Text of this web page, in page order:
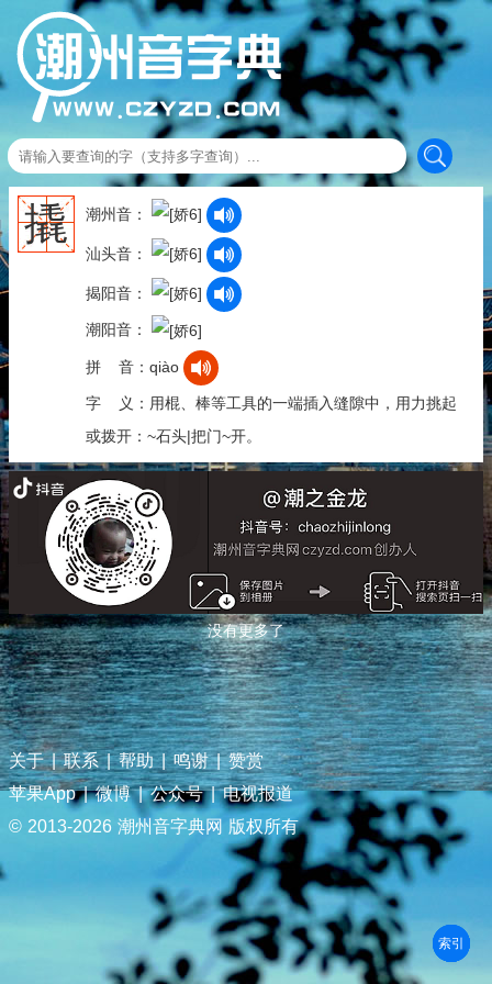
撬 潮州音：
汕头音：
揭阳音：
潮阳音：
拼 音：qiào
字 义：用棍、棒等工具的一端插入缝隙中，用力挑起
或拨开：~石头|把门~开。
没有更多了
关于 | 联系 | 帮助 | 鸣谢 | 赞赏
苹果App | 微博 | 公众号 | 电视报道
© 2013-2026 潮州音字典网 版权所有
部首
笔划
拼音
潮拼